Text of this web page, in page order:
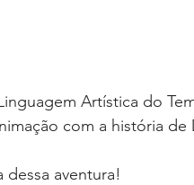
Artística do
com a história de
aventura!